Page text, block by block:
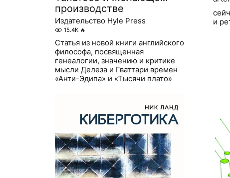
производстве
Издательство Hyle Press
15.4K 🔥
Статья из новой книги английского
философа, посвященная
генеалогии, значению и критике
мысли Делеза и Гваттари времен
«Анти-Эдипа» и «Тысячи плато»
и